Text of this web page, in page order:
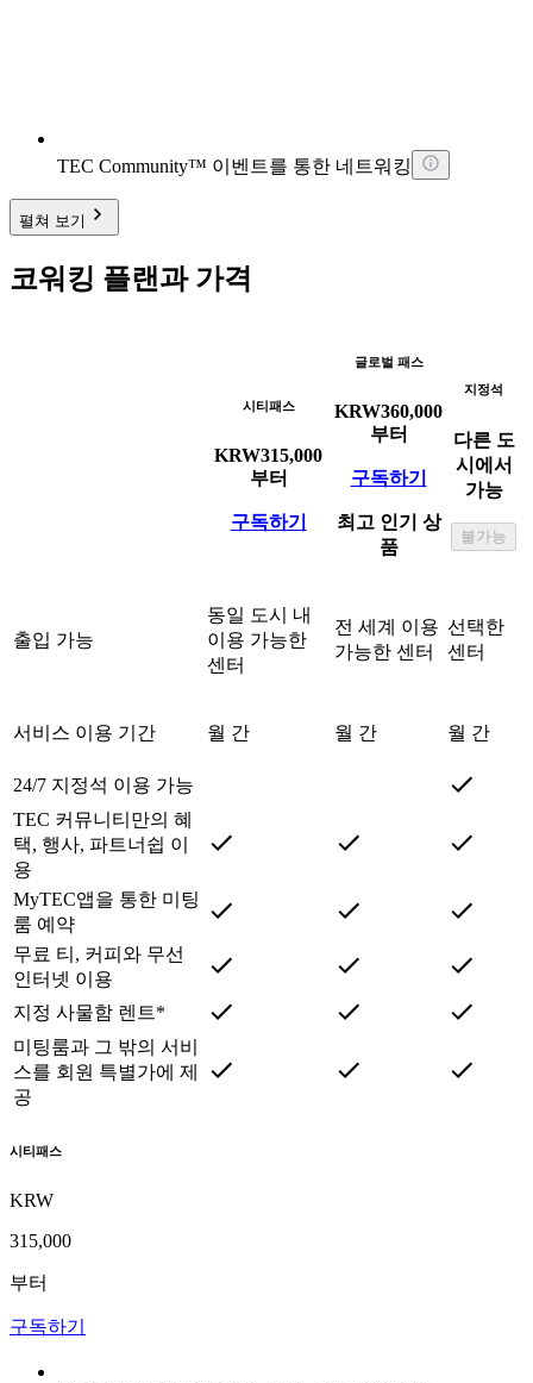
TEC Community™ 이벤트를 통한 네트워킹
펼쳐 보기
코워킹 플랜과 가격
시티패스
KRW315,000
부터
구독하기
글로벌 패스
KRW360,000
부터
구독하기
최고 인기 상
품
지정석
다른 도
시에서
가능
불가능
출입 가능
동일 도시 내
이용 가능한
센터
전 세계 이용
가능한 센터
선택한
센터
서비스 이용 기간 월 간 월 간 월 간
24/7 지정석 이용 가능
TEC 커뮤니티만의 혜
택, 행사, 파트너쉽 이
용
MyTEC앱을 통한 미팅
룸 예약
무료 티, 커피와 무선
인터넷 이용
지정 사물함 렌트*
미팅룸과 그 밖의 서비
스를 회원 특별가에 제
공
시티패스
KRW
315,000
부터
구독하기